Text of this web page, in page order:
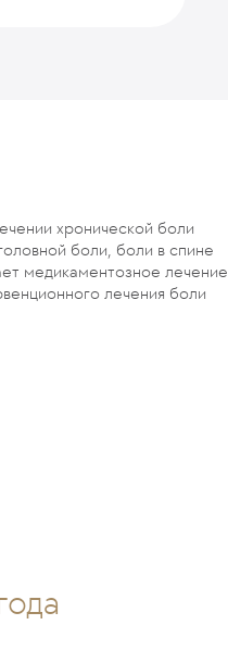
хронической боли
боли, боли в спине
медикаментозное лечение
лечения боли